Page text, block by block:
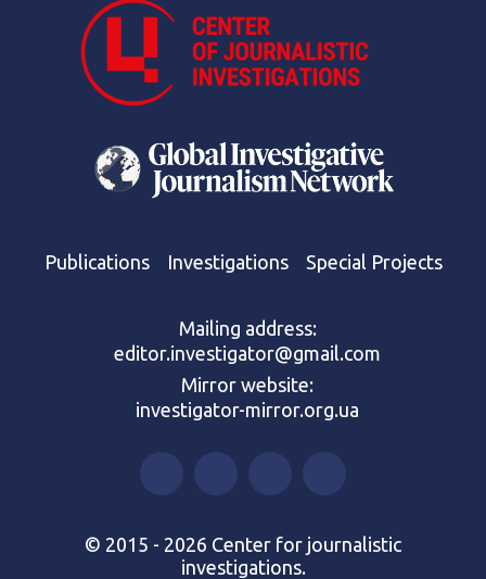
Publications Investigations Special Projects
Mailing address:
editor.investigator@gmail.com
Mirror website:
investigator-mirror.org.ua
© 2015 - 2026 Center for journalistic
investigations.